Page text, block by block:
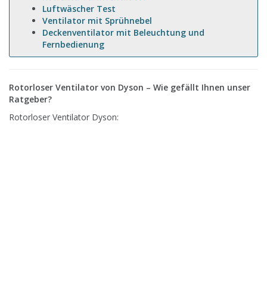
Luftwäscher Test
Ventilator mit Sprühnebel
Deckenventilator mit Beleuchtung und
Fernbedienung
Rotorloser Ventilator von Dyson – Wie gefällt Ihnen unser
Ratgeber?
Rotorloser Ventilator Dyson: